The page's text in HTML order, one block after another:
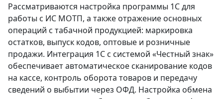
Рассматриваются настройка программы 1С для
работы с ИС МОТП, а также отражение основных
операций с табачной продукцией: маркировка
остатков, выпуск кодов, оптовые и розничные
продажи. Интеграция 1С с системой «Честный знак»
обеспечивает автоматическое сканирование кодов
на кассе, контроль оборота товаров и передачу
сведений о выбытии через ОФД. Настройка обмена